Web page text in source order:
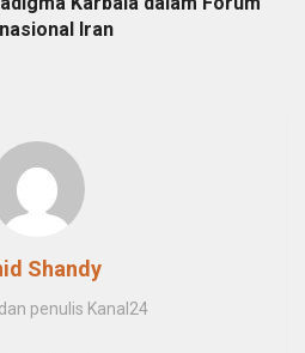
Iran
Shandy
penulis Kanal24